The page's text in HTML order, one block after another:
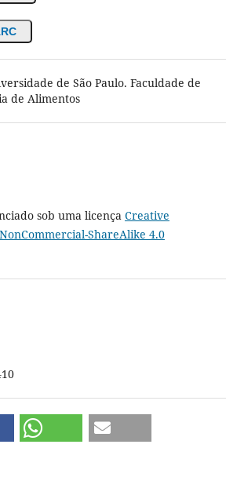
de São Paulo. Faculdade de
de Alimentos
sob uma licença Creative
ShareAlike 4.0